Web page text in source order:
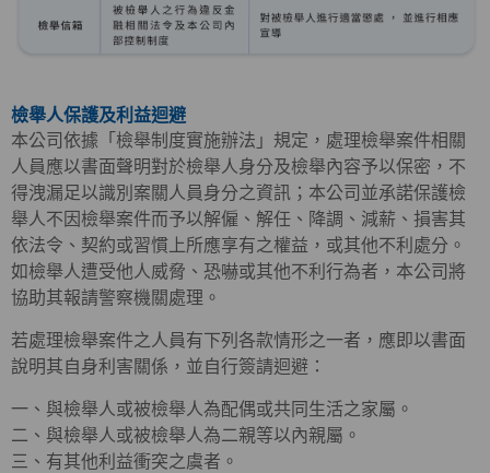
檢舉人保護及利益迴避
本公司依據「檢舉制度實施辦法」規定，處理檢舉案件相關
人員應以書面聲明對於檢舉人身分及檢舉內容予以保密，不
得洩漏足以識別案關人員身分之資訊；本公司並承諾保護檢
舉人不因檢舉案件而予以解僱、解任、降調、減薪、損害其
依法令、契約或習慣上所應享有之權益，或其他不利處分。
如檢舉人遭受他人威脅、恐嚇或其他不利行為者，本公司將
協助其報請警察機關處理。
若處理檢舉案件之人員有下列各款情形之一者，應即以書面
說明其自身利害關係，並自行簽請迴避：
一、與檢舉人或被檢舉人為配偶或共同生活之家屬。
二、與檢舉人或被檢舉人為二親等以內親屬。
三、有其他利益衝突之虞者。